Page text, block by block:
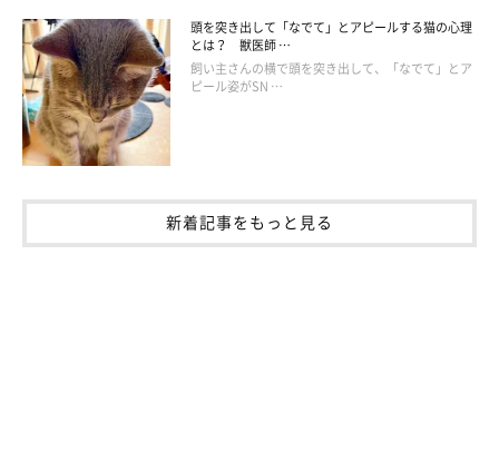
頭を突き出して「なでて」とアピールする猫の心理
とは？ 獣医師 …
飼い主さんの横で頭を突き出して、「なでて」とア
ピール姿がSN …
新着記事をもっと見る